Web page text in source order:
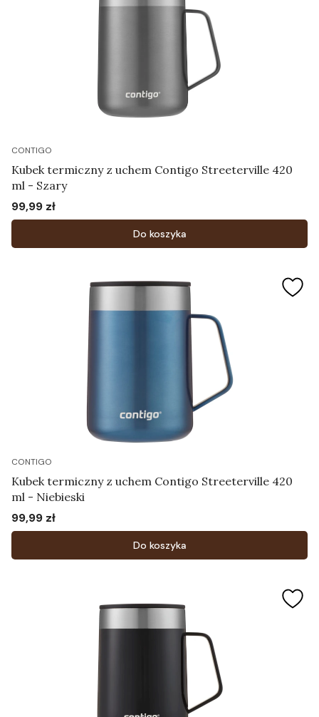
CONTIGO
Kubek termiczny z uchem Contigo Streeterville 420
ml - Szary
Cena
99,99 zł
Do koszyka
CONTIGO
Kubek termiczny z uchem Contigo Streeterville 420
ml - Niebieski
Cena
99,99 zł
Do koszyka